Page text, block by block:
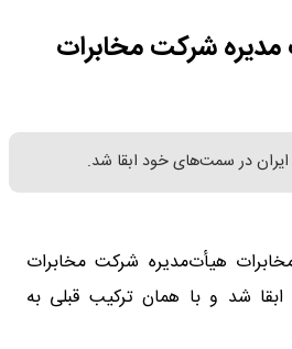
شرکت مخابرات
در سمت‌های خود ابقا شد.
هیأت‌مدیره شرکت مخابرات
شد و با همان ترکیب قبلی به